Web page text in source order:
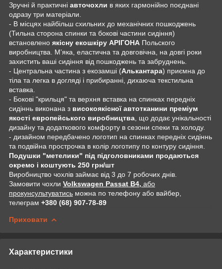
Зручні й практичні авточохли в яких гармонійно поєднані
одразу три матеріали.
- В місцях найбільш схильних до механічних пошкоджень
(Тильна сторона спинки та бокові частини сидіння)
встановлено якісну екошкіру АРІГОНА Польского
виробництва. Мʼяка, еластична та довговічна, на довгі роки
захистить ваші сидіння від пошкоджень та забруднень.
- Центральна частина з екозамші (Алькантара) приємна до
тіла та легка в догляді і прибиранні, дихаюча текстильна
вставка.
- Бокові "крильця" та верхня вставка на спинках передніх
сидіннь виконана з високоякісної автотканини преміум
якості европейського виробництва , що додає унікальності
дизайну та додаткового комфорту в сезони спеки та холоду.
- дизайном передбачено логотип на спинках передніх сидіннь
та подвійна прострочка в колір логотипу по контуру сидіння.
Подушки "метелики" під підголовниками продаються
окремо і коштують 250 грн/шт
Виробництво чохлів займає від 3 до 7 робочих днів.
Замовити чохли Volkswagen Passat B4, або
прокунсультуватись можна по телефону або вайбер,
телеграм +380 (68) 907-78-89
Приховати
Характеристики